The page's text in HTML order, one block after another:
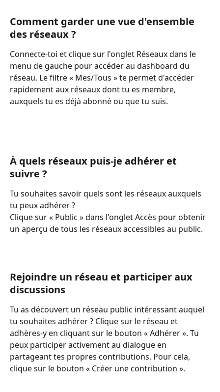
Comment garder une vue d'ensemble
des réseaux ?
Connecte-toi et clique sur l'onglet Réseaux dans le
menu de gauche pour accéder au dashboard du
réseau. Le filtre « Mes/Tous » te permet d'accéder
rapidement aux réseaux dont tu es membre,
auxquels tu es déjà abonné ou que tu suis.
À quels réseaux puis-je adhérer et
suivre ?
Tu souhaites savoir quels sont les réseaux auxquels
tu peux adhérer ?
Clique sur « Public » dans l'onglet Accès pour obtenir
un aperçu de tous les réseaux accessibles au public.
Rejoindre un réseau et participer aux
discussions
Tu as découvert un réseau public intéressant auquel
tu souhaites adhérer ? Clique sur le réseau et
adhères-y en cliquant sur le bouton « Adhérer ». Tu
peux participer activement au dialogue en
partageant tes propres contributions. Pour cela,
clique sur le bouton « Créer une contribution ».